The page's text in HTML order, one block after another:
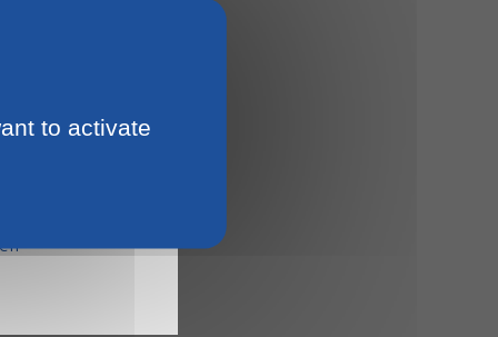
to activate